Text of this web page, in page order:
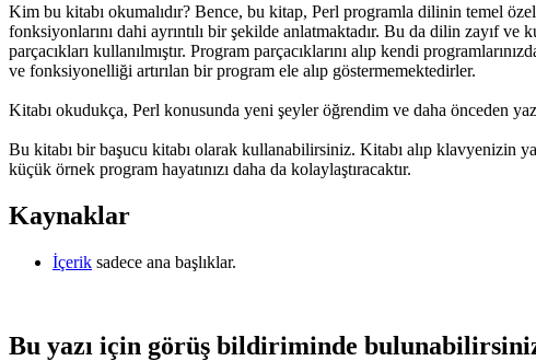
Kim bu kitabı okumalıdır? Bence, bu kitap, Perl programla dilinin temel
fonksiyonlarını dahi ayrıntılı bir şekilde anlatmaktadır. Bu da dilin zayıf
parçacıkları kullanılmıştır. Program parçacıklarını alıp kendi
ve fonksiyonelliği artırılan bir program ele alıp göstermemektedirler.
Kitabı okudukça, Perl konusunda yeni şeyler öğrendim ve daha önceden
Bu kitabı bir başucu kitabı olarak kullanabilirsiniz. Kitabı alıp klavyenizin
küçük örnek program hayatınızı daha da kolaylaştıracaktır.
Kaynaklar
İçerik sadece ana başlıklar.
Bu yazı için görüş bildiriminde